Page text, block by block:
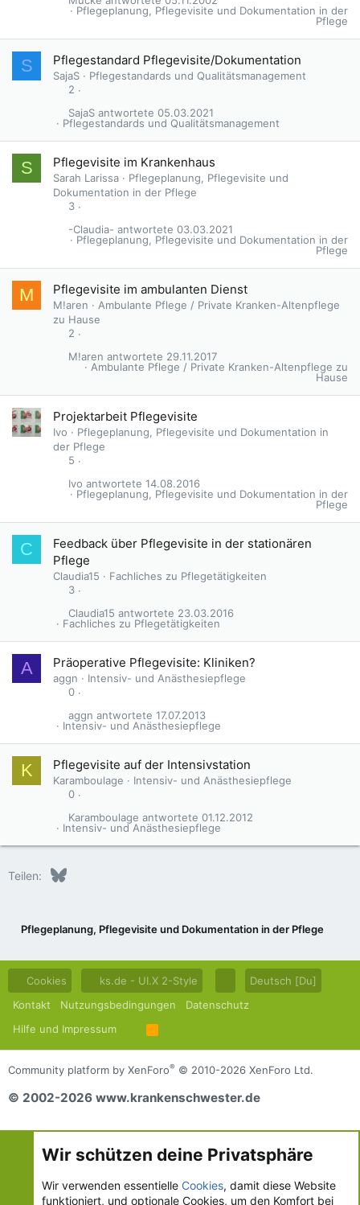
Pflegeplanung, Pflegevisite und Dokumentation in der
Pflege
S Pflegestandard Pflegevisite/Dokumentation
SajaS
Pflegestandards und Qualitätsmanagement
2
Pflegestandards und Qualitätsmanagement
05.03.2021
SajaS
S Pflegevisite im Krankenhaus
Sarah Larissa
Pflegeplanung, Pflegevisite und
Dokumentation in der Pflege
3
Pflegeplanung, Pflegevisite und Dokumentation in der
Pflege
03.03.2021
-Claudia-
M Pflegevisite im ambulanten Dienst
M!aren
Ambulante Pflege / Private Kranken-Altenpflege
zu Hause
2
Ambulante Pflege / Private Kranken-Altenpflege zu
Hause
29.11.2017
M!aren
Projektarbeit Pflegevisite
Ivo
Pflegeplanung, Pflegevisite und Dokumentation in
der Pflege
5
Pflegeplanung, Pflegevisite und Dokumentation in der
Pflege
14.08.2016
Ivo
C
Feedback über Pflegevisite in der stationären
Pflege
Claudia15
Fachliches zu Pflegetätigkeiten
3
Fachliches zu Pflegetätigkeiten
23.03.2016
Claudia15
A Präoperative Pflegevisite: Kliniken?
aggn
Intensiv- und Anästhesiepflege
0
Intensiv- und Anästhesiepflege
17.07.2013
aggn
K Pflegevisite auf der Intensivstation
Karamboulage
Intensiv- und Anästhesiepflege
0
Intensiv- und Anästhesiepflege
01.12.2012
Karamboulage
Teilen: Bluesky
Pflegeplanung, Pflegevisite und Dokumentation in der Pflege
Cookies ks.de - UI.X 2-Style
Deutsch [Du]
Kontakt
Nutzungsbedingungen
Datenschutz
Hilfe und Impressum
R
S
S
Community platform by XenForo® © 2010-2026 XenForo Ltd.
© 2002-2026 www.krankenschwester.de
Wir schützen deine Privatsphäre
Wir verwenden essentielle Cookies, damit diese Website
funktioniert, und optionale Cookies, um den Komfort bei